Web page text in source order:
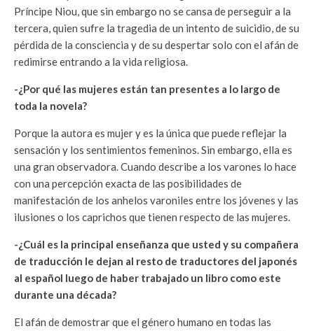
Príncipe Niou, que sin embargo no se cansa de perseguir a la
tercera, quien sufre la tragedia de un intento de suicidio, de su
pérdida de la consciencia y de su despertar solo con el afán de
redimirse entrando a la vida religiosa.
-¿Por qué las mujeres están tan presentes a lo largo de
toda la novela?
Porque la autora es mujer y es la única que puede reflejar la
sensación y los sentimientos femeninos. Sin embargo, ella es
una gran observadora. Cuando describe a los varones lo hace
con una percepción exacta de las posibilidades de
manifestación de los anhelos varoniles entre los jóvenes y las
ilusiones o los caprichos que tienen respecto de las mujeres.
-¿Cuál es la principal enseñanza que usted y su compañera
de traducción le dejan al resto de traductores del japonés
al español luego de haber trabajado un libro como este
durante una década?
El afán de demostrar que el género humano en todas las